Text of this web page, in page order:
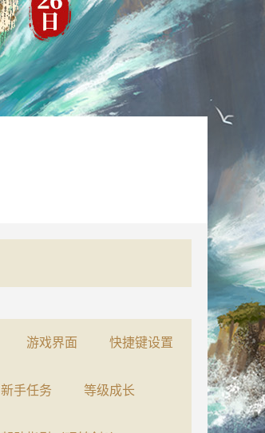
游戏界面 快捷键设置
新手任务 等级成长